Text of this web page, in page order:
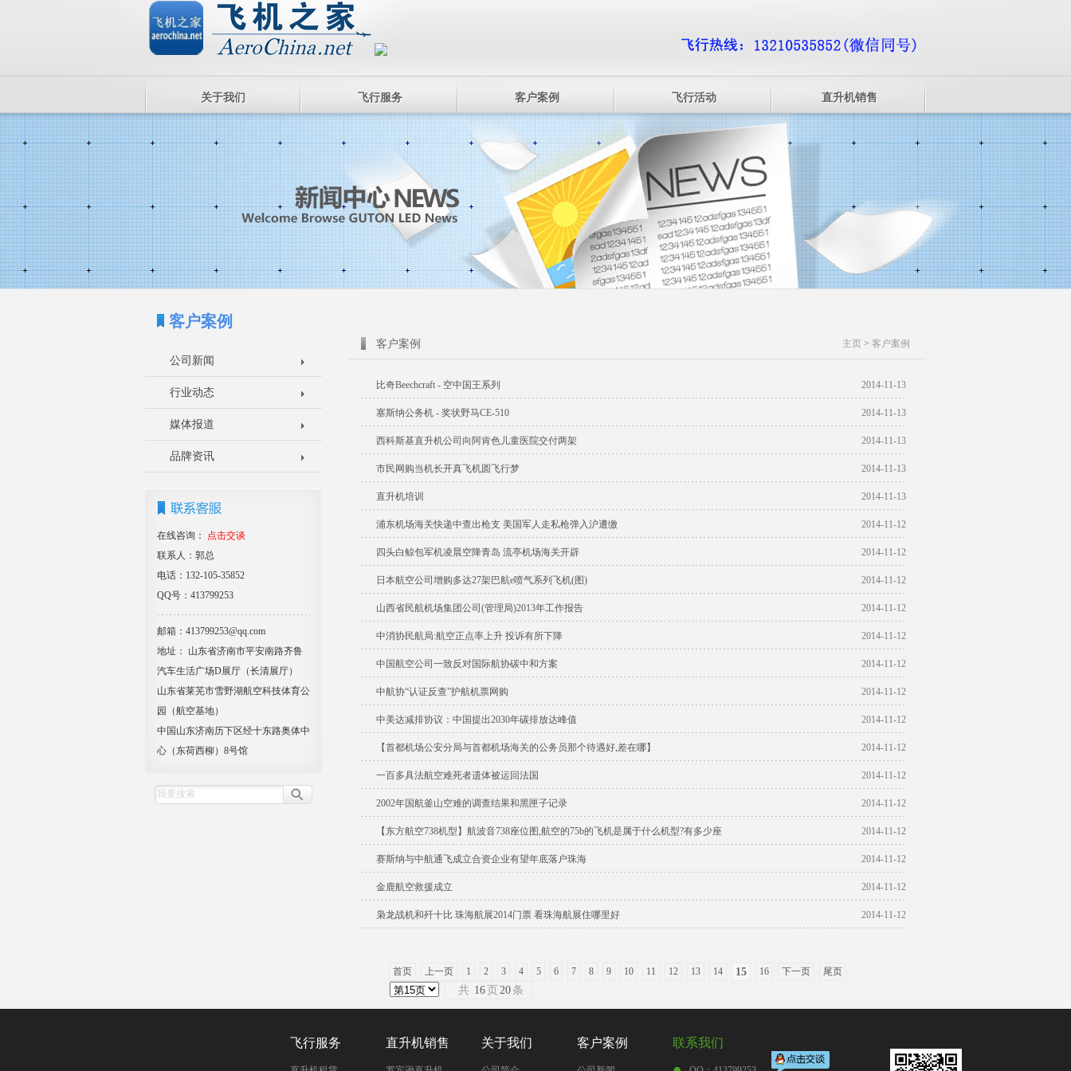
关于我们 飞行服务 客户案例 飞行活动 直升机销售
客户案例
公司新闻
行业动态
媒体报道
品牌资讯
在线咨询：
点击交谈
联系人：郭总
电话：132-105-35852
QQ号：413799253
邮箱：413799253@qq.com
地址： 山东省济南市平安南路齐鲁
汽车生活广场D展厅（长清展厅）
山东省莱芜市雪野湖航空科技体育公
园（航空基地）
中国山东济南历下区经十东路奥体中
心（东荷西柳）8号馆
主页 > 客户案例
客户案例
2014-11-13
比奇Beechcraft - 空中国王系列
2014-11-13
塞斯纳公务机 - 奖状野马CE-510
2014-11-13
西科斯基直升机公司向阿肯色儿童医院交付两架
2014-11-13
市民网购当机长开真飞机圆飞行梦
2014-11-13
直升机培训
2014-11-12
浦东机场海关快递中查出枪支 美国军人走私枪弹入沪遭缴
2014-11-12
四头白鲸包军机凌晨空降青岛 流亭机场海关开辟
2014-11-12
日本航空公司增购多达27架巴航e喷气系列飞机(图)
2014-11-12
山西省民航机场集团公司(管理局)2013年工作报告
2014-11-12
中消协民航局:航空正点率上升 投诉有所下降
2014-11-12
中国航空公司一致反对国际航协碳中和方案
2014-11-12
中航协“认证反查”护航机票网购
2014-11-12
中美达减排协议：中国提出2030年碳排放达峰值
2014-11-12
【首都机场公安分局与首都机场海关的公务员那个待遇好,差在哪】
2014-11-12
一百多具法航空难死者遗体被运回法国
2014-11-12
2002年国航釜山空难的调查结果和黑匣子记录
2014-11-12
【东方航空738机型】航波音738座位图,航空的75b的飞机是属于什么机型?有多少座
2014-11-12
赛斯纳与中航通飞成立合资企业有望年底落户珠海
2014-11-12
金鹿航空救援成立
2014-11-12
枭龙战机和歼十比 珠海航展2014门票 看珠海航展住哪里好
首页 上一页 1 2 3 4 5 6 7 8 9 10 11 12 13 14 15 16 下一页 尾页
共 16 页 20 条
飞行服务 直升机销售 关于我们 客户案例 联系我们